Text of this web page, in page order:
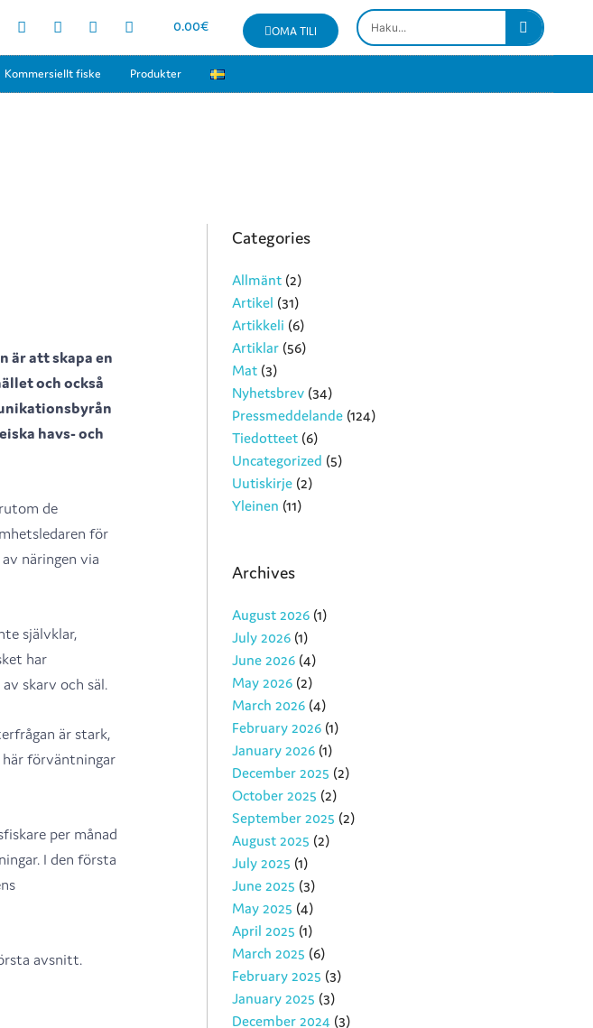
0.00€ OMA TILI
Kommersiellt fiske Produkter
är att skapa en
och också
havs- och
de
för
näringen via
självklar,
har
skarv och säl.
är stark,
här förväntningar
per månad
I den första
avsnitt.
Categories
Allmänt (2)
Artikel (31)
Artikkeli (6)
Artiklar (56)
Mat (3)
Nyhetsbrev (34)
Pressmeddelande (124)
Tiedotteet (6)
Uncategorized (5)
Uutiskirje (2)
Yleinen (11)
Archives
August 2026 (1)
July 2026 (1)
June 2026 (4)
May 2026 (2)
March 2026 (4)
February 2026 (1)
January 2026 (1)
December 2025 (2)
October 2025 (2)
September 2025 (2)
August 2025 (2)
July 2025 (1)
June 2025 (3)
May 2025 (4)
April 2025 (1)
March 2025 (6)
February 2025 (3)
January 2025 (3)
December 2024 (3)